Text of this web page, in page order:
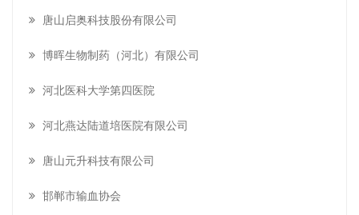
唐山启奥科技股份有限公司
博晖生物制药（河北）有限公司
河北医科大学第四医院
河北燕达陆道培医院有限公司
唐山元升科技有限公司
邯郸市输血协会